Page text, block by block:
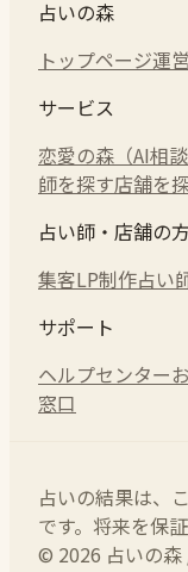
占いの森
トップページ運
サービス
恋愛の森（AI相談
師を探す店舗を
占い師・店舗の
集客LP制作占い
サポート
ヘルプセンター
窓口
占いの結果は、
です。将来を保
© 2026 占いの森